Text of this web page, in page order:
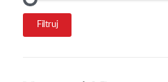
Cena
Cena
Filtruj